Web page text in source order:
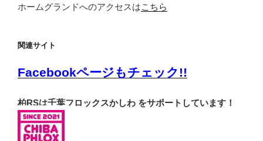
ホームグランドへのアクセスはこちら
関連サイト
Facebookページもチェック!!
柏RSは千葉フロックスかしわ をサポートしています！